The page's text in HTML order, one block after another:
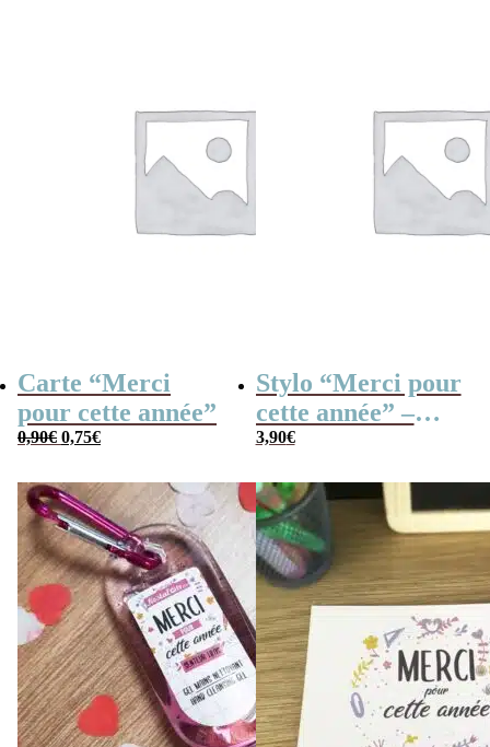
Carte “Merci
pour cette année”
0,90€ Le
prix
0,90€.
0,75€Le
prix
0,75€.
Stylo “Merci pour
cette année” –
Cadeau maîtresse
3,90€